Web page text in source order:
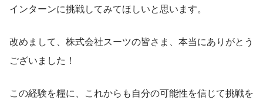
インターンに挑戦してみてほしいと思います。
改めまして、株式会社スーツの皆さま、本当にありがとう
ございました！
この経験を糧に、これからも自分の可能性を信じて挑戦を